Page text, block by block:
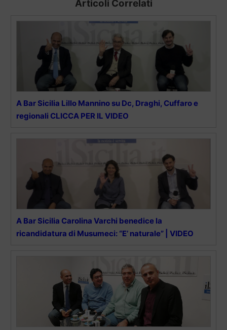
Articoli Correlati
A Bar Sicilia Lillo Mannino su Dc, Draghi, Cuffaro e
regionali CLICCA PER IL VIDEO
A Bar Sicilia Carolina Varchi benedice la
ricandidatura di Musumeci: “E’ naturale” | VIDEO